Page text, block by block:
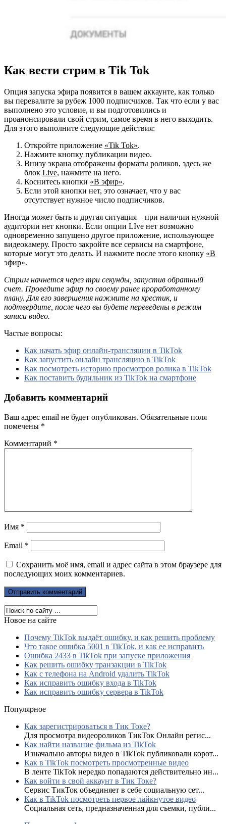
Как вести стрим в Tik Tok
Опция запуска эфира появится в вашем аккаунте, как только
вы перевалите за рубеж 1000 подписчиков. Так что если у вас
выполнено это условие, и вы подготовились и
проанонсировали свой стрим, самое время в него выходить.
Для этого выполните следующие действия:
Откройте приложение «Tik Tok».
Нажмите кнопку публикации видео.
Внизу экрана отображены форматы роликов, здесь же
блок Live, нажмите на него.
Коснитесь кнопки «В эфир».
Если этой кнопки нет, это означает, что у вас
отсутствует нужное число подписчиков.
Иногда может быть и другая ситуация – при наличии нужной
аудитории нет кнопки. Если опции LIve нет возможно
одновременно запущено другое приложение, использующее
видеокамеру. Просто закройте все сервисы на смартфоне,
которые могут это делать. И нажмите после этого кнопку «В
эфир».
Стрим начнется через три секунды, запустив обратный
счет. Проведите эфир по своему ранее проработанному
плану. Для его завершения нажмите на крестик, и
подтвердите, после чего вы будете переведены в режим
записи видео.
Частые вопросы:
Как начать эфир онлайн-трансляции в TikTok
Как запустить онлайн трансляцию в TikTok
Как посмотреть историю просмотров ролика в TikTok
Как поставить будильник из TikTok на смартфоне
Добавить комментарий
Ваш адрес email не будет опубликован. Обязательные поля
помечены *
Комментарий *
Имя *
Email *
Сохранить моё имя, email и адрес сайта в этом браузере для
последующих моих комментариев.
Новое на сайте
Почему TikTok выдаёт ошибку, и как решить проблему
Что такое ошибка 5001 в TikTok, и как ее исправить
Ошибка 2433 в TikTok при запуске приложения
Как решить ошибку транзакции в TikTok
Как с телефона на Android удалить TikTok
Как исправить ошибку входа в TikTok
Как исправить ошибку сервера в TikTok
Популярное
Как зарегистрироваться в Тик Токе?
Для просмотра видеороликов ТикТок Онлайн регис...
Как найти название фильма из TikTok
Изначально авторы видео в TikTok публиковали корот...
Как в TikTok посмотреть просмотренные видео
В ленте TikTok нередко попадаются действительно ин...
Как войти в свой аккаунт в Тик Токе?
Сервис ТикТок объединяет в себе социальную сет...
Как в TikTok посмотреть первое лайкнутое видео
Социальная сеть, предназначенная для съемки, публи...